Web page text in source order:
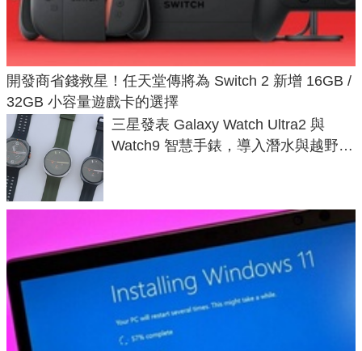
開發商省錢救星！任天堂傳將為 Switch 2 新增 16GB /
32GB 小容量遊戲卡的選擇
三星發表 Galaxy Watch Ultra2 與
Watch9 智慧手錶，導入潛水與越野跑